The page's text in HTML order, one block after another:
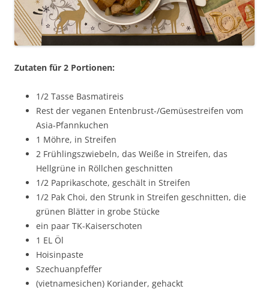
Zutaten für 2 Portionen:
1/2 Tasse Basmatireis
Rest der veganen Entenbrust-/Gemüsestreifen vom
Asia-Pfannkuchen
1 Möhre, in Streifen
2 Frühlingszwiebeln, das Weiße in Streifen, das
Hellgrüne in Röllchen geschnitten
1/2 Paprikaschote, geschält in Streifen
1/2 Pak Choi, den Strunk in Streifen geschnitten, die
grünen Blätter in grobe Stücke
ein paar TK-Kaiserschoten
1 EL Öl
Hoisinpaste
Szechuanpfeffer
(vietnamesichen) Koriander, gehackt